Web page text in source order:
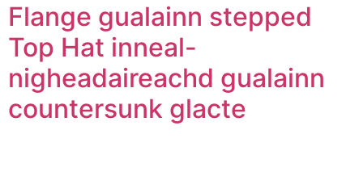
Flange gualainn stepped
Top Hat inneal-
nigheadaireachd gualainn
countersunk glacte